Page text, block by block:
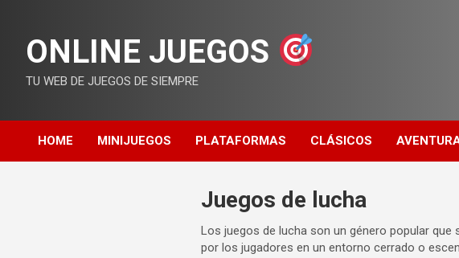
contenidoONLINE JUEGOS
TU WEB DE JUEGOS DE SIEMPRE
HOME MINIJUEGOS PLATAFORMAS CLÁSICOS
Juegos de lucha
Los juegos de lucha son un género popular
por los jugadores en un entorno cerrado o